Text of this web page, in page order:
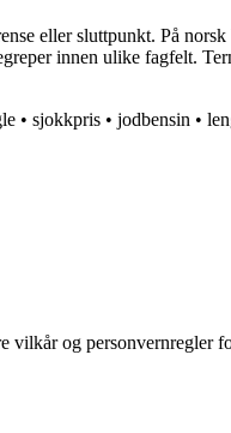
eller sluttpunkt. På
innen ulike fagfelt.
• sjokkpris • jodbensin •
vilkår og personvernregler